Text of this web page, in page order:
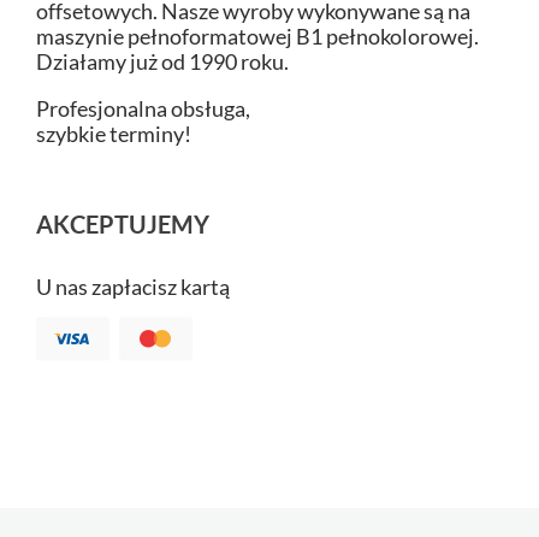
offsetowych. Nasze wyroby wykonywane są na
maszynie pełnoformatowej B1 pełnokolorowej.
Działamy już od 1990 roku.
Profesjonalna obsługa,
szybkie terminy!
AKCEPTUJEMY
U nas zapłacisz kartą